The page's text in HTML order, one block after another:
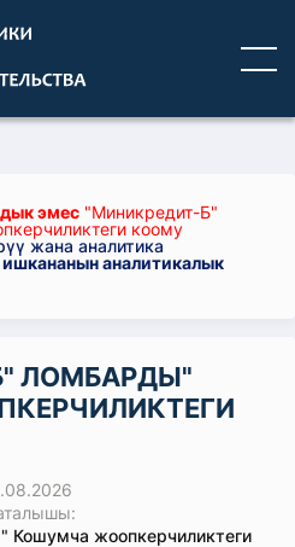
эмес "Миникредит-Б"
коому
жана аналитика
ишкананын аналитикалык
ЛОМБАРДЫ"
жоопкерчиликтеги